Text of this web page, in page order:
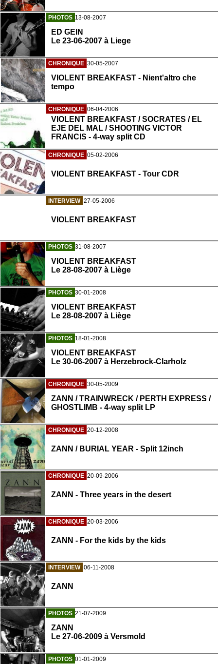
PHOTOS 13-08-2007
ED GEIN
Le 23-06-2007 à Liege
CHRONIQUE 30-05-2007
VIOLENT BREAKFAST - Nient'altro che
tempo
CHRONIQUE 06-04-2006
VIOLENT BREAKFAST / SOCRATES / EL
EJE DEL MAL / SHOOTING VICTOR
FRANCIS - 4-way split CD
CHRONIQUE 05-02-2006
VIOLENT BREAKFAST - Tour CDR
INTERVIEW 27-05-2006
VIOLENT BREAKFAST
PHOTOS 31-08-2007
VIOLENT BREAKFAST
Le 28-08-2007 à Liège
PHOTOS 30-01-2008
VIOLENT BREAKFAST
Le 28-08-2007 à Liège
PHOTOS 18-01-2008
VIOLENT BREAKFAST
Le 30-06-2007 à Herzebrock-Clarholz
CHRONIQUE 30-05-2009
ZANN / TRAINWRECK / PERTH EXPRESS /
GHOSTLIMB - 4-way split LP
CHRONIQUE 20-12-2008
ZANN / BURIAL YEAR - Split 12inch
CHRONIQUE 20-09-2006
ZANN - Three years in the desert
CHRONIQUE 20-03-2006
ZANN - For the kids by the kids
INTERVIEW 06-11-2008
ZANN
PHOTOS 21-07-2009
ZANN
Le 27-06-2009 à Versmold
PHOTOS 01-01-2009